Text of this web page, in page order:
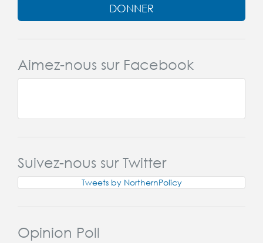
DONNER
Aimez-nous sur Facebook
Suivez-nous sur Twitter
Tweets by NorthernPolicy
Opinion Poll